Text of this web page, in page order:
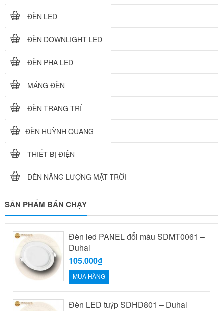
ĐÈN LED
ĐÈN DOWNLIGHT LED
ĐÈN PHA LED
MÁNG ĐÈN
ĐÈN TRANG TRÍ
ĐÈN HUỲNH QUANG
THIẾT BỊ ĐIỆN
ĐÈN NĂNG LƯỢNG MẶT TRỜI
SẢN PHẨM BÁN CHẠY
Đèn led PANEL đổi màu SDMT0061 –
Duhal
105.000₫
MUA HÀNG
Đèn LED tuýp SDHD801 – Duhal